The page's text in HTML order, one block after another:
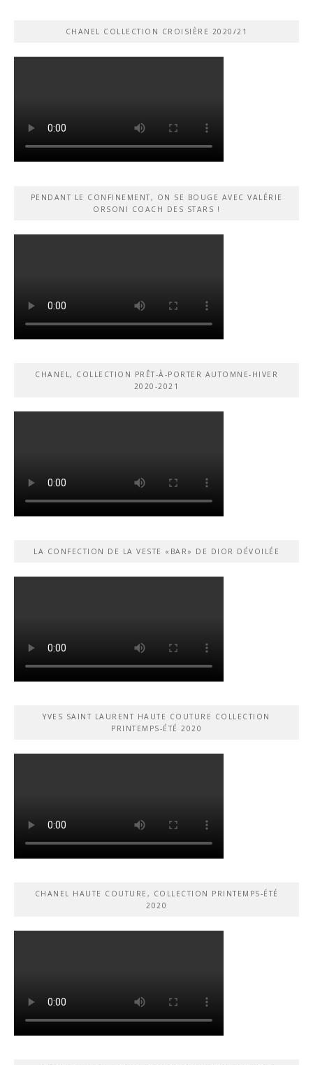
CHANEL COLLECTION CROISIÈRE 2020/21
PENDANT LE CONFINEMENT, ON SE BOUGE AVEC VALÉRIE
ORSONI COACH DES STARS !
CHANEL, COLLECTION PRÊT-À-PORTER AUTOMNE-HIVER
2020-2021
LA CONFECTION DE LA VESTE «BAR» DE DIOR DÉVOILÉE
YVES SAINT LAURENT HAUTE COUTURE COLLECTION
PRINTEMPS-ÉTÉ 2020
CHANEL HAUTE COUTURE, COLLECTION PRINTEMPS-ÉTÉ
2020